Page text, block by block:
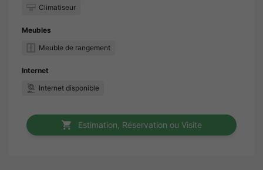
Climatiseur
Meubles
Meuble de rangement
Internet
Internet disponible
Estimation, Réservation ou Visite